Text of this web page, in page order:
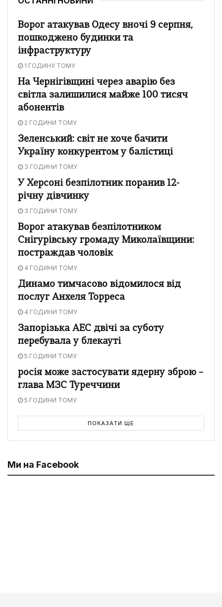
Ворог атакував Одесу вночі 9 серпня,
пошкоджено будинки та
інфраструктуру
1 ГОДИНУ ТОМУ
На Чернігівщині через аварію без
світла залишилися майже 100 тисяч
абонентів
2 ГОДИНИ ТОМУ
Зеленський: світ не хоче бачити
Україну конкурентом у балістиці
3 ГОДИНИ ТОМУ
У Херсоні безпілотник поранив 12-
річну дівчинку
3 ГОДИНИ ТОМУ
Ворог атакував безпілотником
Снігурівську громаду Миколаївщини:
постраждав чоловік
4 ГОДИНИ ТОМУ
Динамо тимчасово відомилося від
послуг Анхеля Торреса
4 ГОДИНИ ТОМУ
Запорізька АЕС двічі за суботу
перебувала у блекауті
5 ГОДИНИ ТОМУ
росія може застосувати ядерну зброю –
глава МЗС Туреччини
5 ГОДИНИ ТОМУ
ПОКАЗАТИ ЩЕ
Ми на Facebook